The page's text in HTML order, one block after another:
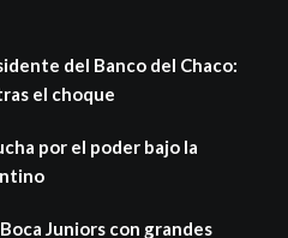
del Banco del Chaco:
el choque
por el poder bajo la
Juniors con grandes